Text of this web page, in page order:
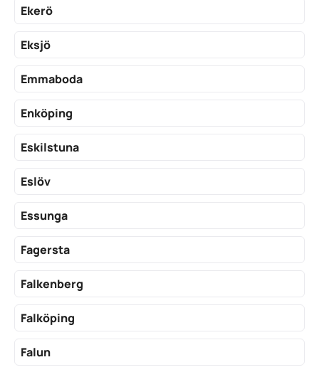
Ekerö
Eksjö
Emmaboda
Enköping
Eskilstuna
Eslöv
Essunga
Fagersta
Falkenberg
Falköping
Falun